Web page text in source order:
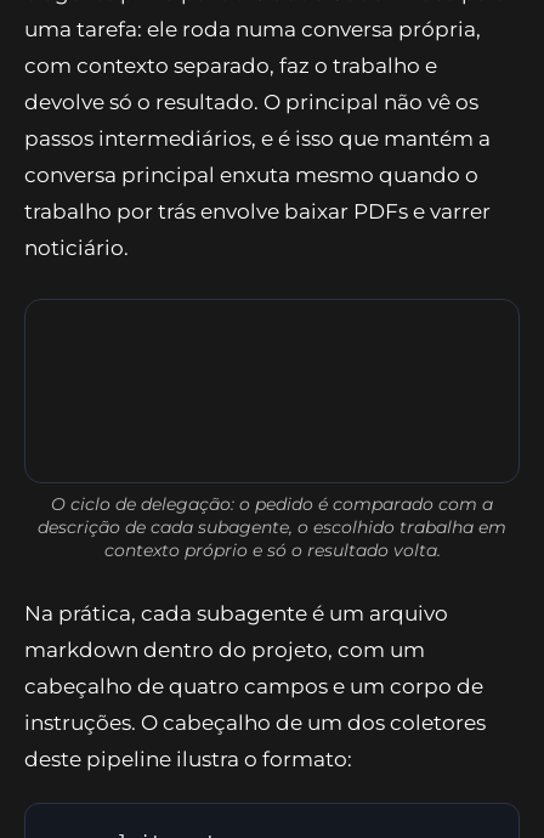
Umsubagente é um auxiliar especializado que
o agente principal do Claude Code invoca para
uma tarefa: ele roda numa conversa própria,
com contexto separado, faz o trabalho e
devolve só o resultado. O principal não vê os
passos intermediários, e é isso que mantém a
conversa principal enxuta mesmo quando o
O ciclo de delegação: o pedido é comparado com a
descrição de cada subagente, o escolhido trabalha em
contexto próprio e só o resultado volta.
markdown dentro do projeto, com um